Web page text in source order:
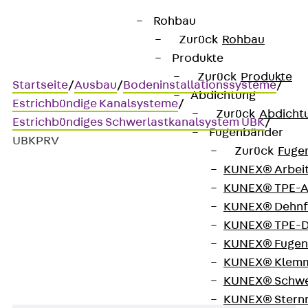
Rohbau
Zurück Rohbau
Produkte
Zurück Produkte
Abdichtung
Zurück
Fugenbänder
Zurück
KUNEX®
KUNEX®
KUNEX®
KUNEX®
KUNEX®
KUNEX®
KUNEX®
KUNEX®
Startseite/Ausbau/Bodeninstallationssysteme/
Estrichbündige Kanalsysteme/
Estrichbündiges Schwerlastkanalsystem UBK/
UBKPRV